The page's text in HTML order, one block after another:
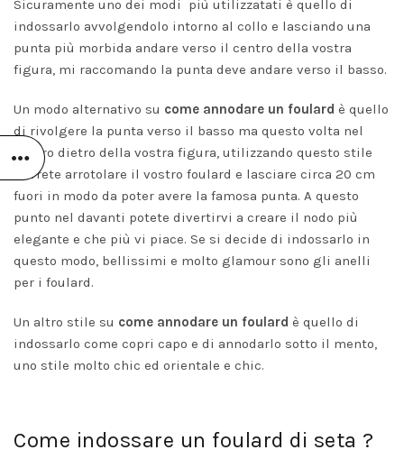
Sicuramente uno dei modi più utilizzatati è quello di
indossarlo avvolgendolo intorno al collo e lasciando una
punta più morbida andare verso il centro della vostra
figura, mi raccomando la punta deve andare verso il basso.
Un modo alternativo su come annodare un foulard è quello
di rivolgere la punta verso il basso ma questo volta nel
centro dietro della vostra figura, utilizzando questo stile
dovrete arrotolare il vostro foulard e lasciare circa 20 cm
fuori in modo da poter avere la famosa punta. A questo
punto nel davanti potete divertirvi a creare il nodo più
elegante e che più vi piace. Se si decide di indossarlo in
questo modo, bellissimi e molto glamour sono gli anelli
per i foulard.
Un altro stile su come annodare un foulard è quello di
indossarlo come copri capo e di annodarlo sotto il mento,
uno stile molto chic ed orientale e chic.
Come indossare un foulard di seta ?